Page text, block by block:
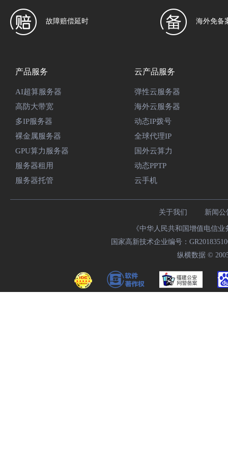
故障赔偿延时 海外免备
产品服务
AI超算服务器
高防大带宽
多IP服务器
裸金属服务器
GPU算力服务器
服务器租用
服务器托管
云产品服务
弹性云服务器
海外云服务器
动态IP拨号
全球代理IP
国外云算力
动态PPTP
云手机
关于我们 新闻公
《中华人民共和国增值电信
国家高新技术企业编号：
纵横数据 ©